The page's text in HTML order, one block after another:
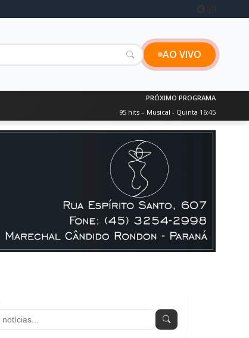
AO VIVO
PRÓXIMO PROGRAMA
95 hits – Musical - Quinta 16:45